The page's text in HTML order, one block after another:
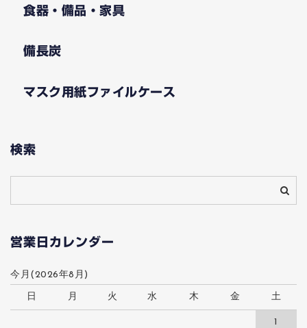
食器・備品・家具
備長炭
マスク用紙ファイルケース
検索
営業日カレンダー
今月(2026年8月)
日 月 火 水 木 金 土
1